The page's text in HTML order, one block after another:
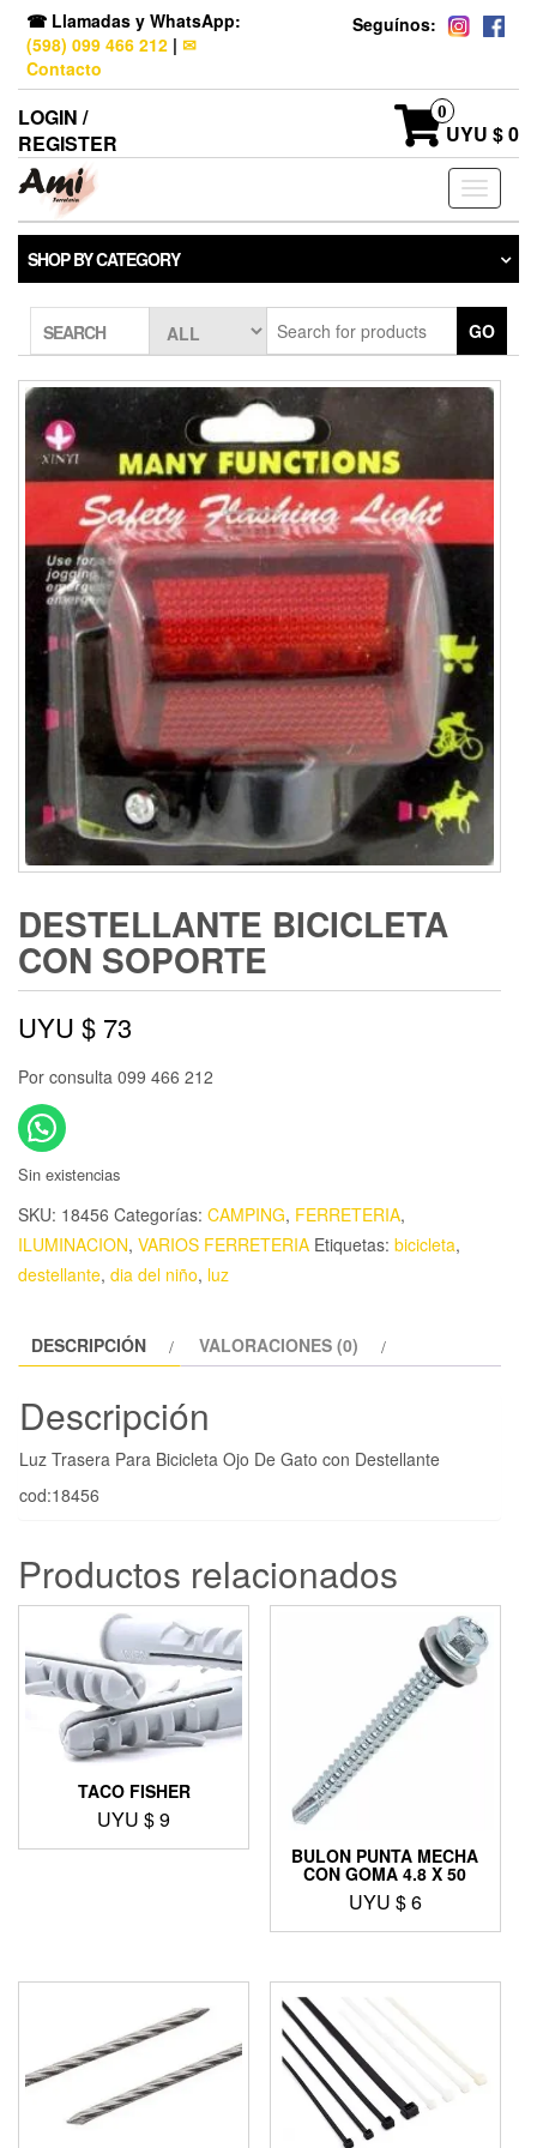
☎ Llamadas y WhatsApp:
(598) 099 466 212 | ✉
Contacto
Seguínos:
LOGIN /
REGISTER
0
UYU $ 0
Toggle
SHOP BY CATEGORY
SEARCH GO
DESTELLANTE BICICLETA
CON SOPORTE
UYU $ 73
Por consulta 099 466 212
Sin existencias
SKU: 18456 Categorías: CAMPING, FERRETERIA,
ILUMINACION, VARIOS FERRETERIA Etiquetas: bicicleta,
destellante, dia del niño, luz
DESCRIPCIÓN VALORACIONES (0)
Descripción
Luz Trasera Para Bicicleta Ojo De Gato con Destellante
cod:18456
Productos relacionados
TACO FISHER
UYU $9
BULON PUNTA MECHA
CON GOMA 4.8 X 50
UYU $6